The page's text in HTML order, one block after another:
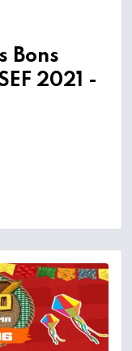
Bons
2021 -